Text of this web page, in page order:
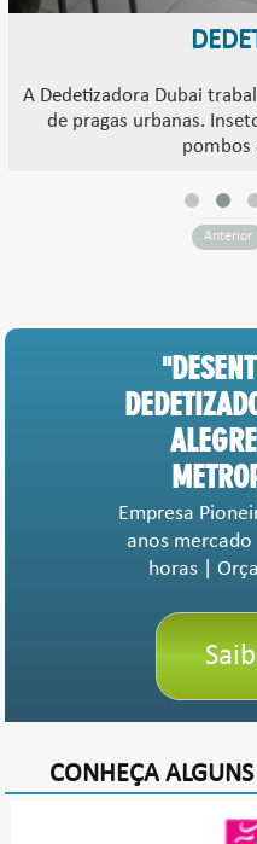
A Dedetizadora Dubai
de pragas urbanas.
pombos
Anterior
Empresa
anos
horas |
CONHEÇA